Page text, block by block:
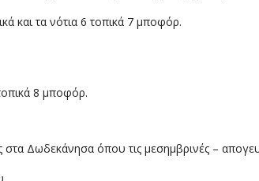
και τα νότια 6 τοπικά 7 μποφόρ.
8 μποφόρ.
στα Δωδεκάνησα όπου τις μεσημβρινές –